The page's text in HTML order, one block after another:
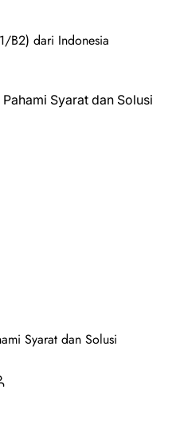
B2) dari Indonesia
Syarat dan Solusi